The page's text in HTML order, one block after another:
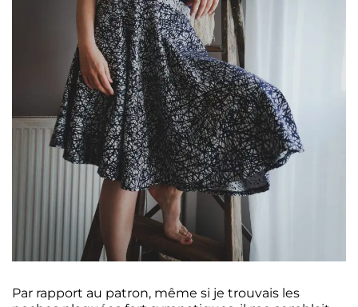
Par rapport au patron, même si je trouvais les